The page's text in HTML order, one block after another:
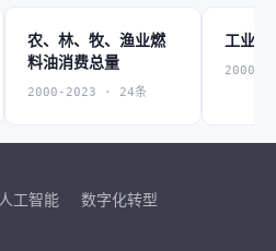
农、林、牧、渔业燃
料油消费总量
2000-2023 · 24条
工业燃
2000-
人工智能
数字化转型